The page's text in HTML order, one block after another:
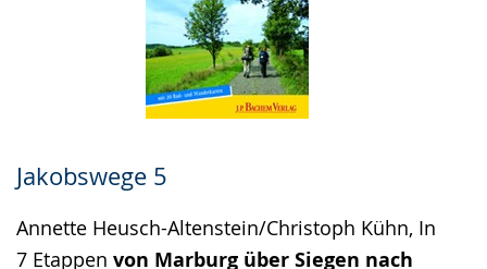
Jakobswege 5
Annette Heusch-Altenstein/Christoph Kühn, In
7 Etappen von Marburg über Siegen nach